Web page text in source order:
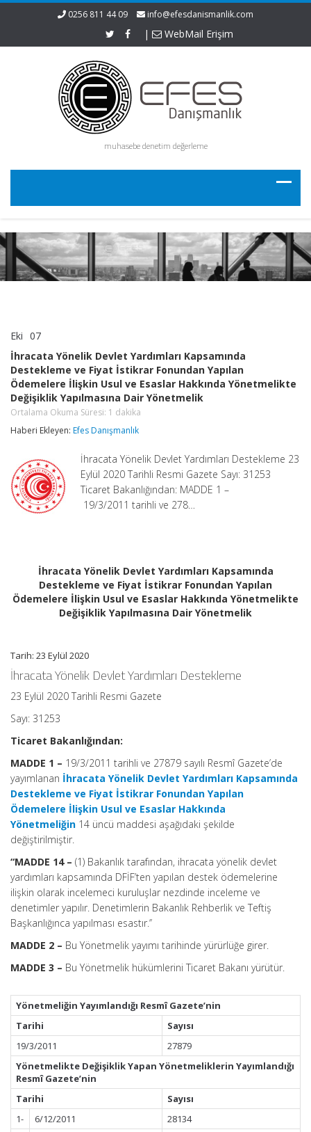
0256 811 44 09 info@efesdanismanlik.com
| WebMail Erişim
muhasebe denetim değerleme
Eki 07
Devlet
Yardımları
Kapsamında
Destekleme
ve
Fiyat
İstikrar
Yapılan
Ödemelere
İlişkin
Usul
ve
Dair
Yönetmelik
Ortalama
Okuma
Süresi:
1
İhracata Yönelik Devlet Yardımları Kapsamında
Destekleme ve Fiyat İstikrar Fonundan Yapılan
Ödemelere İlişkin Usul ve Esaslar Hakkında Yönetmelikte
Değişiklik Yapılmasına Dair Yönetmelik
Ortalama Okuma Süresi: 1 dakika
Haberi Ekleyen: Efes Danışmanlık
İhracata Yönelik Devlet Yardımları Destekleme 23
Eylül 2020 Tarihli Resmi Gazete Sayı: 31253
Ticaret Bakanlığından: MADDE 1 –
19/3/2011 tarihli ve 278…
İhracata Yönelik Devlet Yardımları Kapsamında
Destekleme ve Fiyat İstikrar Fonundan Yapılan
Ödemelere İlişkin Usul ve Esaslar Hakkında Yönetmelikte
Değişiklik Yapılmasına Dair Yönetmelik
Tarih: 23 Eylül 2020
İhracata Yönelik Devlet Yardımları Destekleme
23 Eylül 2020 Tarihli Resmi Gazete
Sayı: 31253
Ticaret Bakanlığından:
MADDE 1 – 19/3/2011 tarihli ve 27879 sayılı Resmî Gazete’de
yayımlanan İhracata Yönelik Devlet Yardımları Kapsamında
Destekleme ve Fiyat İstikrar Fonundan Yapılan
Ödemelere İlişkin Usul ve Esaslar Hakkında
Yönetmeliğin 14 üncü maddesi aşağıdaki şekilde
değiştirilmiştir.
“MADDE 14 – (1) Bakanlık tarafından, ihracata yönelik devlet
yardımları kapsamında DFİF’ten yapılan destek ödemelerine
ilişkin olarak incelemeci kuruluşlar nezdinde inceleme ve
denetimler yapılır. Denetimlerin Bakanlık Rehberlik ve Teftiş
Başkanlığınca yapılması esastır.’’
MADDE 2 – Bu Yönetmelik yayımı tarihinde yürürlüğe girer.
MADDE 3 – Bu Yönetmelik hükümlerini Ticaret Bakanı yürütür.
Yönetmeliğin Yayımlandığı Resmî Gazete’nin
Tarihi
Sayısı
19/3/2011
27879
Yönetmelikte Değişiklik Yapan Yönetmeliklerin Yayımlandığı
Resmî Gazete’nin
Tarihi
Sayısı
1-
6/12/2011
28134